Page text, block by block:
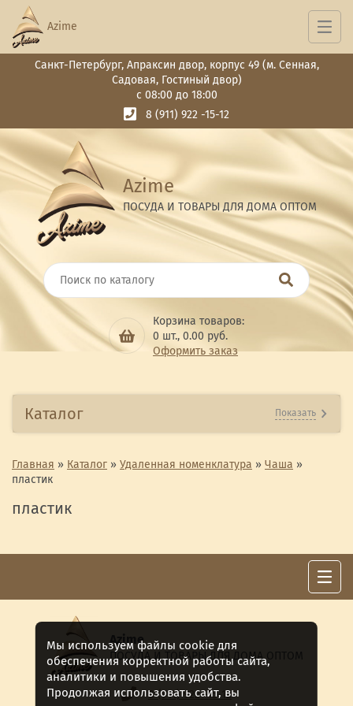
Санкт-Петербург, Апраксин двор, корпус 49 (м. Сенная,
Садовая, Гостиный двор)
с 08:00 до 18:00
8 (911) 922 -15-12
Azime
ПОСУДА И ТОВАРЫ ДЛЯ ДОМА ОПТОМ
Корзина товаров:
0 шт., 0.00 руб.
Оформить заказ
Azime
Каталог Показать
Главная » Каталог » Удаленная номенклатура » Чаша »
пластик
пластик
Azime
ПОСУДА И ТОВАРЫ ДЛЯ ДОМА ОПТОМ
8 (911) 922 -15-12
Мы используем файлы cookie для
обеспечения корректной работы сайта,
аналитики и повышения удобства.
Продолжая использовать сайт, вы